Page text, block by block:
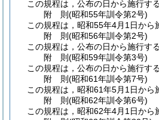
この規程は，公布の日から施行する
附 則(昭和55年訓令第2号)
この規程は，昭和55年4月1日から
附 則(昭和56年訓令第2号)
この規程は，公布の日から施行する
附 則(昭和59年訓令第3号)
この規程は，公布の日から施行する
附 則(昭和61年訓令第7号)
この規程は，昭和61年5月1日から
附 則(昭和62年訓令第6号)
この規程は，昭和62年4月1日から